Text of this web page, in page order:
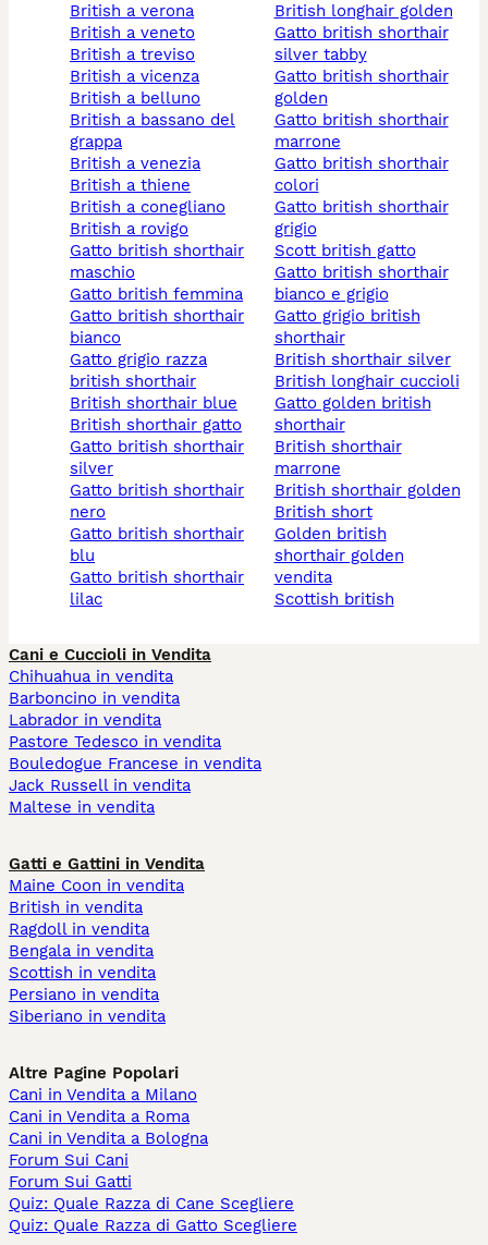
british a verona
british a veneto
british a treviso
british a vicenza
british a belluno
british a bassano del
grappa
british a venezia
british a thiene
british a conegliano
british a rovigo
gatto british shorthair
maschio
gatto british femmina
gatto british shorthair
bianco
gatto grigio razza
british shorthair
british shorthair blue
british shorthair gatto
gatto british shorthair
silver
gatto british shorthair
nero
gatto british shorthair
blu
gatto british shorthair
lilac
british longhair golden
gatto british shorthair
silver tabby
gatto british shorthair
golden
gatto british shorthair
marrone
gatto british shorthair
colori
gatto british shorthair
grigio
scott british gatto
gatto british shorthair
bianco e grigio
gatto grigio british
shorthair
british shorthair silver
british longhair cuccioli
gatto golden british
shorthair
british shorthair
marrone
british shorthair golden
british short
golden british
shorthair golden
vendita
scottish british
Cani e Cuccioli in Vendita
Chihuahua in vendita
Barboncino in vendita
Labrador in vendita
Pastore Tedesco in vendita
Bouledogue Francese in vendita
Jack Russell in vendita
Maltese in vendita
Gatti e Gattini in Vendita
Maine Coon in vendita
British in vendita
Ragdoll in vendita
Bengala in vendita
Scottish in vendita
Persiano in vendita
Siberiano in vendita
Altre Pagine Popolari
Cani in Vendita a Milano
Cani in Vendita a Roma
Cani in Vendita a Bologna
Forum Sui Cani
Forum Sui Gatti
Quiz: Quale Razza di Cane Scegliere
Quiz: Quale Razza di Gatto Scegliere